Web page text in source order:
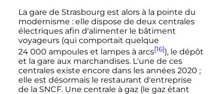
La gare de Strasbourg est alors à la pointe du
modernisme : elle dispose de deux centrales
électriques afin d'alimenter le bâtiment
voyageurs(qui comportait quelque
24 000 ampouleset lampes à arcs[16]), le dépôt
et la gare aux marchandises. L'une de ces
centrales existe encore dans les années 2020 ;
elle est désormais le restaurant d'entreprise
de la SNCF. Une centrale à gaz (le gaz étant